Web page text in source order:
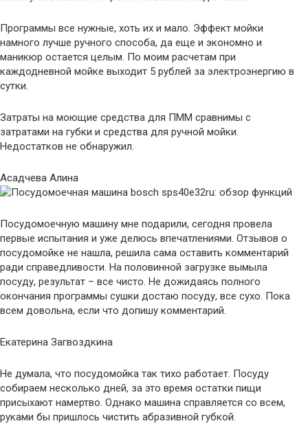
Программы все нужные, хоть их и мало. Эффект мойки
намного лучше ручного способа, да еще и экономно и
маникюр остается целым. По моим расчетам при
каждодневной мойке выходит 5 рублей за электроэнергию в
сутки.
Затраты на моющие средства для ПММ сравнимы с
затратами на губки и средства для ручной мойки.
Недостатков не обнаружил.
Асадчева Алина
Посудомоечную машину мне подарили, сегодня провела
первые испытания и уже делюсь впечатлениями. Отзывов о
посудомойке не нашла, решила сама оставить комментарий
ради справедливости. На половинной загрузке вымыла
посуду, результат – все чисто. Не дожидаясь полного
окончания программы сушки достаю посуду, все сухо. Пока
всем довольна, если что допишу комментарий.
Екатерина Загвоздкина
Не думала, что посудомойка так тихо работает. Посуду
собираем несколько дней, за это время остатки пищи
присыхают намертво. Однако машина справляется со всем,
руками бы пришлось чистить абразивной губкой.